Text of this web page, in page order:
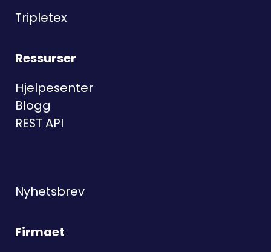
Tripletex
Ressurser
Hjelpesenter
Blogg
REST API
Nyhetsbrev
Firmaet